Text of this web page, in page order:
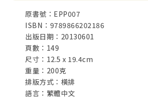
原書號：EPP007
ISBN：9789866202186
出版日期：20130601
頁數：149
尺寸：12.5 x 19.4cm
重量：200克
排版方式：橫排
語言：繁體中文